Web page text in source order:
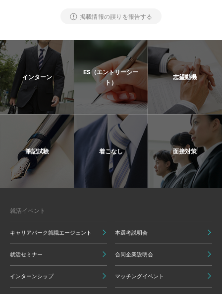
掲載情報の誤りを報告する
インターン
ES（エントリーシー
ト）
志望動機
筆記試験 着こなし 面接対策
就活イベント
キャリアパーク就職エージェント 本選考説明会
就活セミナー 合同企業説明会
インターンシップ マッチングイベント